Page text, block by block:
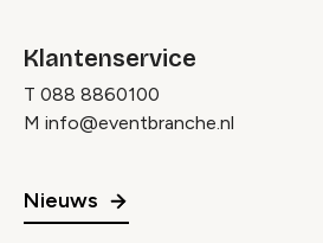
Klantenservice
T 088 8860100
M info@eventbranche.nl
Nieuws